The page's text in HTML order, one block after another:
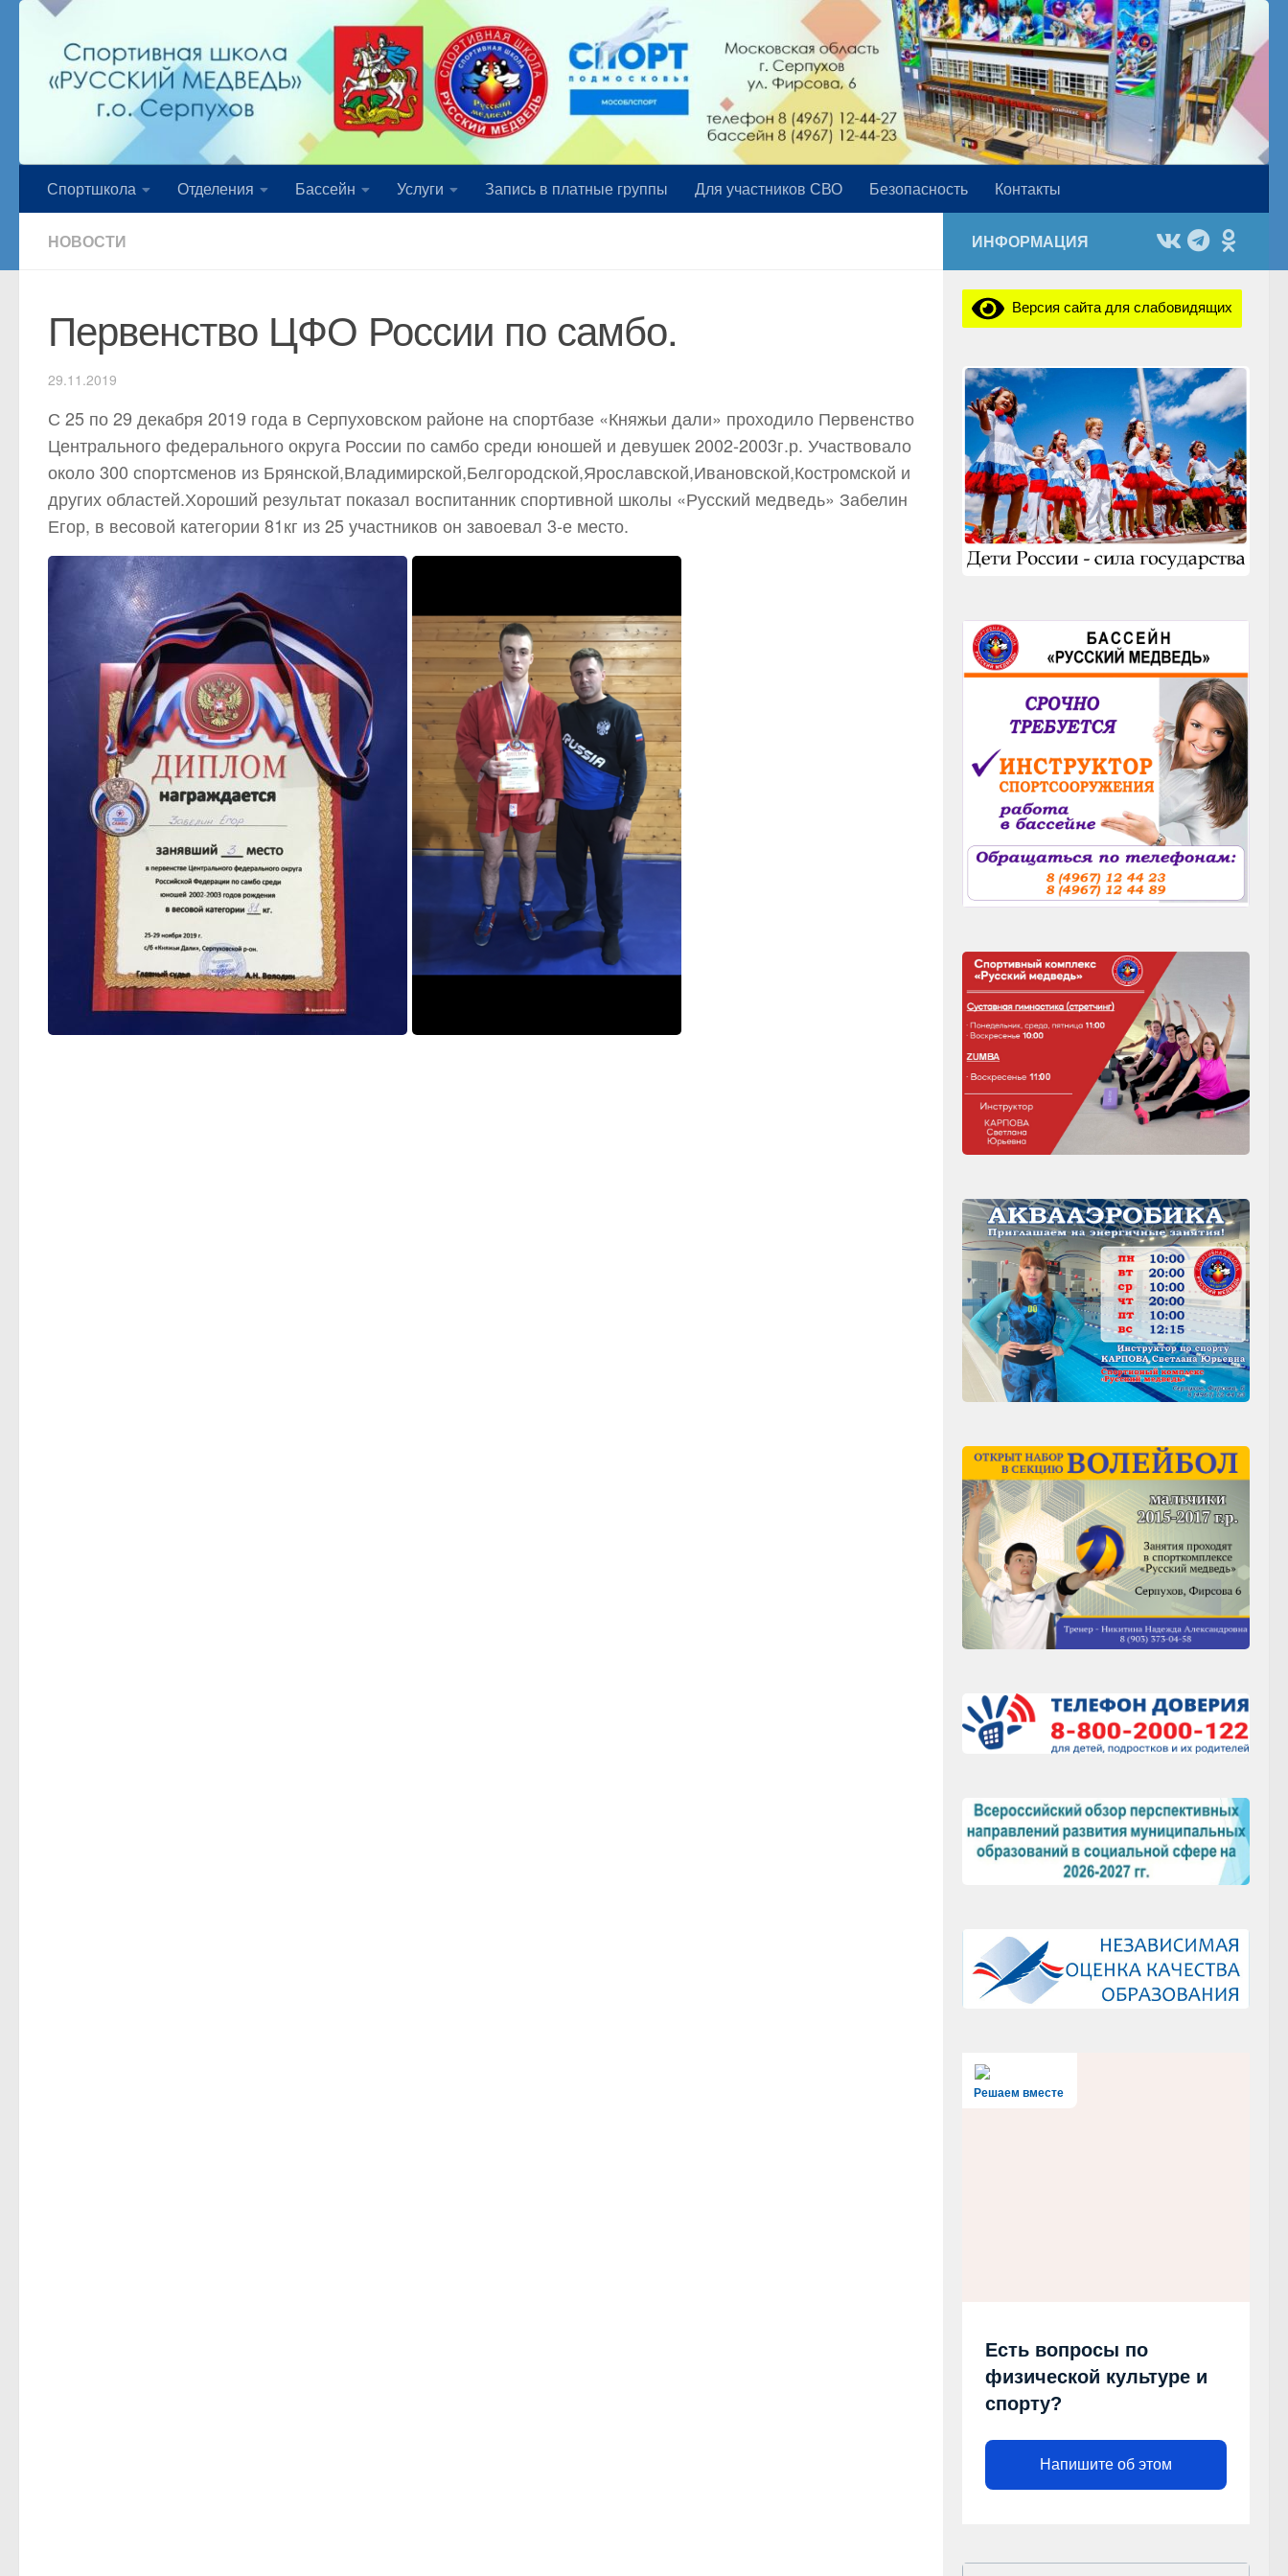
Спортшкола Отделения Бассейн Услуги Запись в платные группы Для участников СВО Безопасность Контакты
НОВОСТИ
Первенство ЦФО России по самбо.
29.11.2019
С 25 по 29 декабря 2019 года в Серпуховском районе на спортбазе «Княжьи дали» проходило Первенство
Центрального федерального округа России по самбо среди юношей и девушек 2002-2003г.р. Участвовало
около 300 спортсменов из Брянской,Владимирской,Белгородской,Ярославской,Ивановской,Костромской и
других областей.Хороший результат показал воспитанник спортивной школы «Русский медведь» Забелин
Егор, в весовой категории 81кг из 25 участников он завоевал 3-е место.
ИНФОРМАЦИЯ
Версия сайта для слабовидящих
Решаем вместе
Есть вопросы по
физической культуре и
спорту?
Напишите об этом